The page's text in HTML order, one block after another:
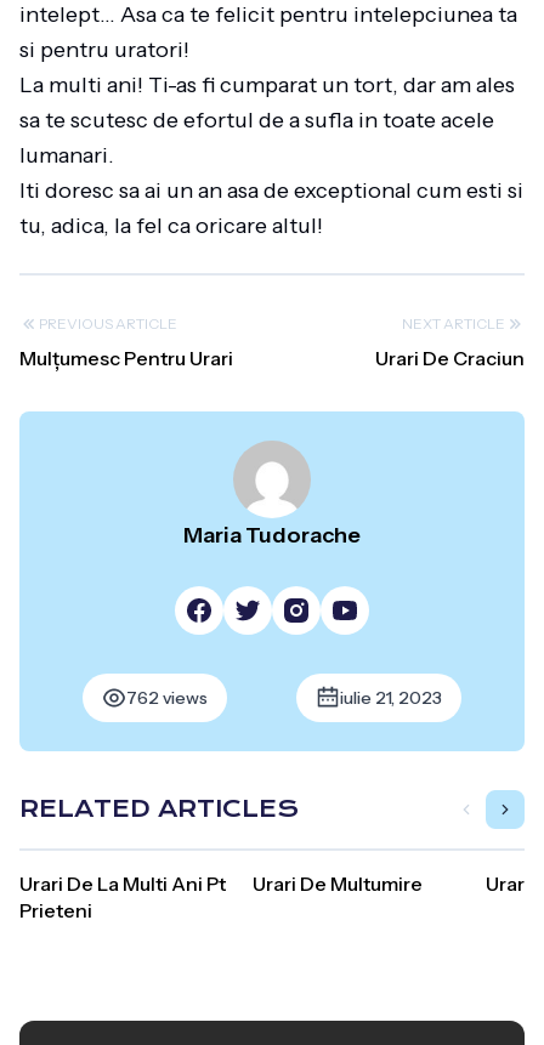
intelept… Asa ca te felicit pentru intelepciunea ta
si pentru uratori!
La multi ani! Ti-as fi cumparat un tort, dar am ales
sa te scutesc de efortul de a sufla in toate acele
lumanari.
Iti doresc sa ai un an asa de exceptional cum esti si
tu, adica, la fel ca oricare altul!
PREVIOUS ARTICLE
Mulțumesc Pentru Urari
NEXT ARTICLE
Urari De Craciun
Maria Tudorache
762 views iulie 21, 2023
RELATED ARTICLES
Urari De La Multi Ani Pt
Prieteni
Urari De Multumire Urari